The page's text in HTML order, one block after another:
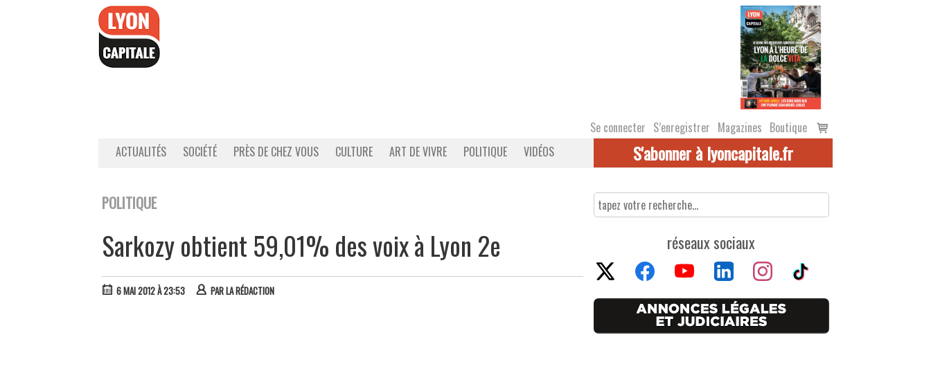
Se connecter S’enregistrer Magazines Boutique
Voir
le
ACTUALITÉS SOCIÉTÉ PRÈS DE CHEZ VOUS CULTURE ART DE VIVRE POLITIQUE VIDÉOS S'abonner à lyoncapitale.fr
POLITIQUE
Sarkozy obtient 59,01% des voix à Lyon 2e
6 MAI 2012 À 23:53 PARLA RÉDACTION
réseaux sociaux